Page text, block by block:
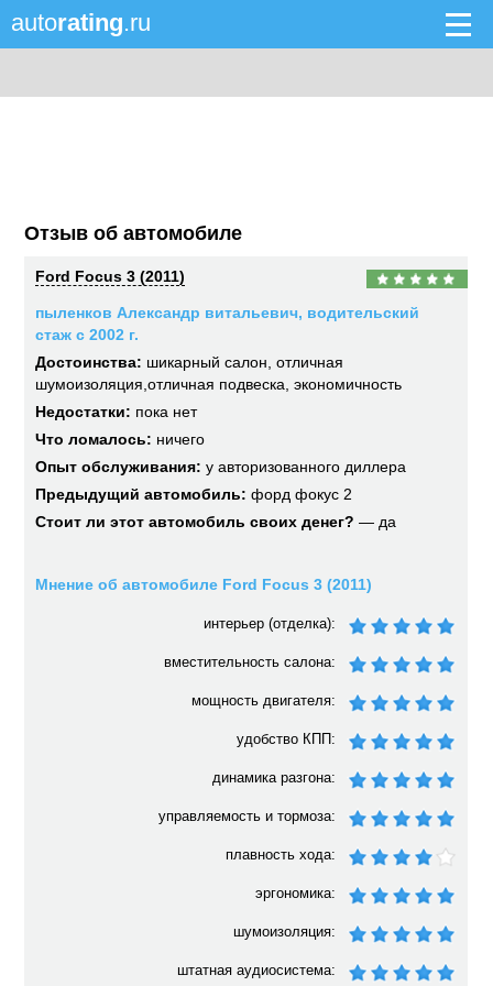
autorating.ru
Отзыв об автомобиле
Ford Focus 3 (2011)
пыленков Александр витальевич, водительский
стаж с 2002 г.
Достоинства: шикарный салон, отличная
шумоизоляция,отличная подвеска, экономичность
Недостатки: пока нет
Что ломалось: ничего
Опыт обслуживания: у авторизованного диллера
Предыдущий автомобиль: форд фокус 2
Стоит ли этот автомобиль своих денег? — да
Мнение об автомобиле Ford Focus 3 (2011)
интерьер (отделка):
вместительность салона:
мощность двигателя:
удобство КПП:
динамика разгона:
управляемость и тормоза:
плавность хода:
эргономика:
шумоизоляция:
штатная аудиосистема: